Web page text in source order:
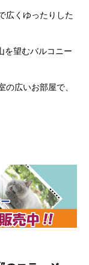
広くゆったりした
を望むバルコニー
広いお部屋で、